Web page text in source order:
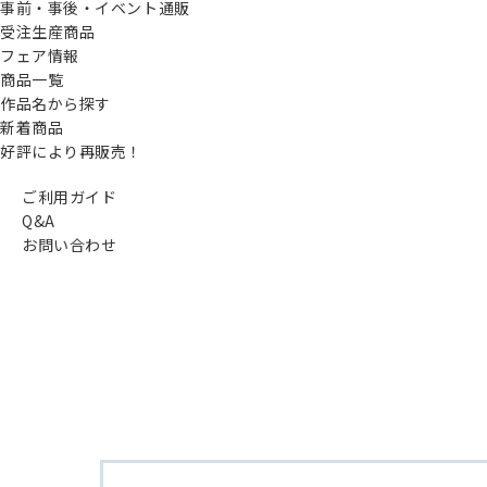
事前・事後・イベント通販
受注生産商品
フェア情報
商品一覧
作品名から探す
新着商品
好評により再販売！
ご利用ガイド
Q&A
お問い合わせ